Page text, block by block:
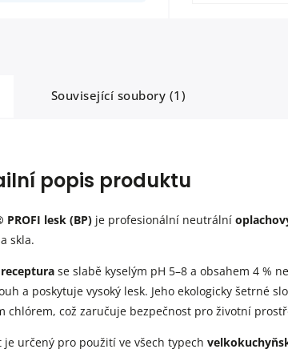
Související soubory (1)
popis produktu
lesk (BP) je profesionální neutrální
skla.
se slabě kyselým pH 5–8 a obsahem 4 %
a poskytuje vysoký lesk. Jeho ekologicky šetrné
chlórem, což zaručuje bezpečnost pro životní
je určený pro použití ve všech typech